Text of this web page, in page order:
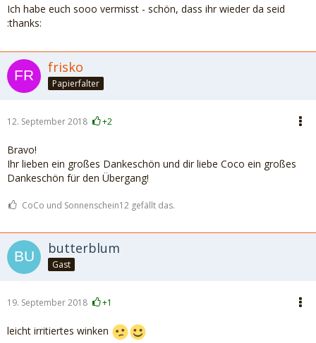
Ich habe euch sooo vermisst - schön, dass ihr wieder da seid
:thanks:
frisko
Papierfalter
12. September 2018 +2
Bravo!
Ihr lieben ein großes Dankeschön und dir liebe Coco ein großes
Dankeschön für den Übergang!
CoCo und Sonnenschein12 gefällt das.
butterblum
Gast
19. September 2018 +1
leicht irritiertes winken